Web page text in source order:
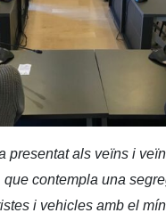
presentat als veïns i
contempla una
i vehicles amb el